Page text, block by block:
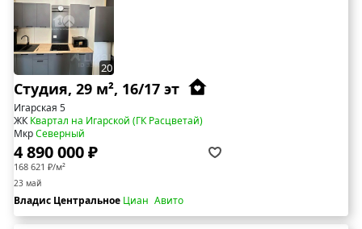
20
Студия, 29 м², 16/17 эт
Игарская 5
ЖККвартал на Игарской (ГК Расцветай)
МкрСеверный
4 890 000 ₽
168 621 ₽/м²
23 май
Владис Центральное Циан Авито